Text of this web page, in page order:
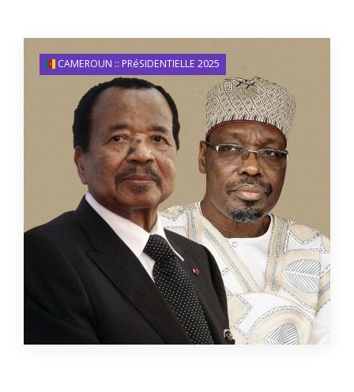
CAMEROUN :: PRéSIDENTIELLE 2025